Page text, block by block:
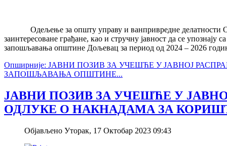
Одељење за општу управу и ванпривредне делатности
заинтересоване грађане, као и стручну јавност да се упознају
запошљавања општине Дољевац за период од 2024 – 2026
Опширније: ЈАВНИ ПОЗИВ ЗА УЧЕШЋЕ У ЈАВНОЈ
ЗАПОШЉАВАЊА ОПШТИНЕ...
ЈАВНИ ПОЗИВ ЗА УЧЕШЋЕ У
ОДЛУКЕ О НАКНАДАМА ЗА
Објављено Уторак, 17 Октобар 2023 09:43